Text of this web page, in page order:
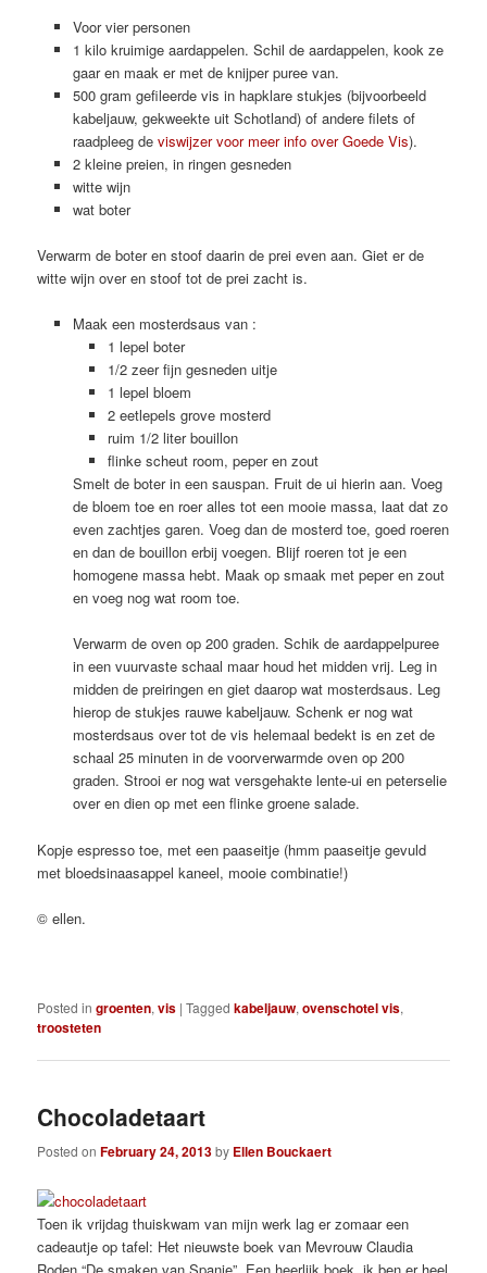
Voor vier personen
1 kilo kruimige aardappelen. Schil de aardappelen, kook ze
gaar en maak er met de knijper puree van.
500 gram gefileerde vis in hapklare stukjes (bijvoorbeeld
kabeljauw, gekweekte uit Schotland) of andere filets of
raadpleeg de viswijzer voor meer info over Goede Vis).
2 kleine preien, in ringen gesneden
witte wijn
wat boter
Verwarm de boter en stoof daarin de prei even aan. Giet er de
witte wijn over en stoof tot de prei zacht is.
Maak een mosterdsaus van :
1 lepel boter
1/2 zeer fijn gesneden uitje
1 lepel bloem
2 eetlepels grove mosterd
ruim 1/2 liter bouillon
flinke scheut room, peper en zout
Smelt de boter in een sauspan. Fruit de ui hierin aan. Voeg
de bloem toe en roer alles tot een mooie massa, laat dat zo
even zachtjes garen. Voeg dan de mosterd toe, goed roeren
en dan de bouillon erbij voegen. Blijf roeren tot je een
homogene massa hebt. Maak op smaak met peper en zout
en voeg nog wat room toe.
Verwarm de oven op 200 graden. Schik de aardappelpuree
in een vuurvaste schaal maar houd het midden vrij. Leg in
midden de preiringen en giet daarop wat mosterdsaus. Leg
hierop de stukjes rauwe kabeljauw. Schenk er nog wat
mosterdsaus over tot de vis helemaal bedekt is en zet de
schaal 25 minuten in de voorverwarmde oven op 200
graden. Strooi er nog wat versgehakte lente-ui en peterselie
over en dien op met een flinke groene salade.
Kopje espresso toe, met een paaseitje (hmm paaseitje gevuld
met bloedsinaasappel kaneel, mooie combinatie!)
© ellen.
Posted in groenten,vis |Tagged kabeljauw,ovenschotel vis,
troosteten
Chocoladetaart
Posted onFebruary 24, 2013by Ellen Bouckaert
Toen ik vrijdag thuiskwam van mijn werk lag er zomaar een
cadeautje op tafel: Het nieuwste boek van Mevrouw Claudia